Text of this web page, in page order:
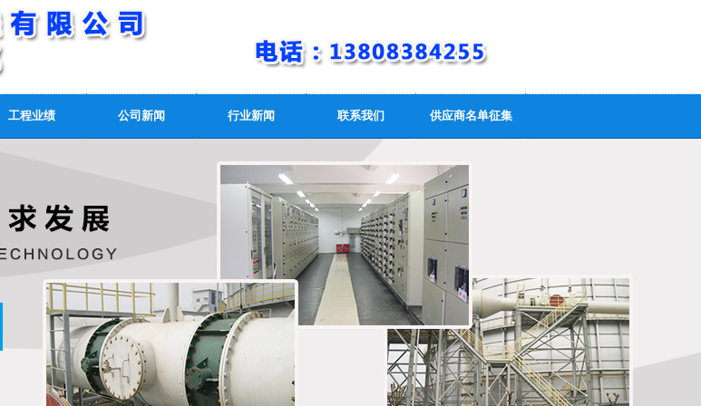
工程业绩 公司新闻 行业新闻 联系我们 供应商名单征集